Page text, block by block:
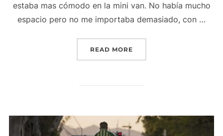
estaba mas cómodo en la mini van. No había mucho
espacio pero no me importaba demasiado, con …
READ MORE